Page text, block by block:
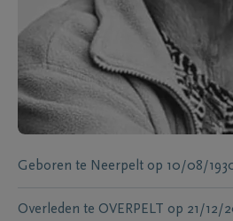
Geboren te Neerpelt op 10/08/
Overleden te OVERPELT op 21/12/